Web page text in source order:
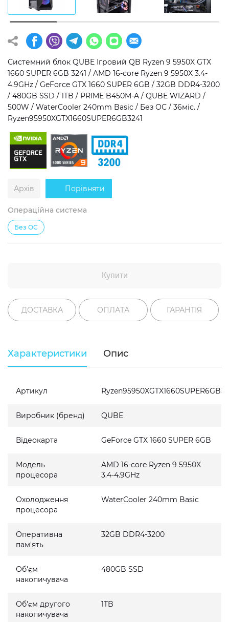
Операційна система
Windows 11 Home
Windows 11 Pro
Без ОС
Тип накопичувача
SSD
HDD
SSD + HDD
Додатково
RGB-підсвічування
Розблокований множник CPU
Надшвидкий M.2 SSD NVME
Системний блок QUBE Ігровий QB Ryzen 9 5950X GTX
1660 SUPER 6GB 3241 / AMD 16-core Ryzen 9 5950X 3.4-
4.9GHz / GeForce GTX 1660 SUPER 6GB / 32GB DDR4-3200
/ 480GB SSD / 1TB / PRIME B450M-A / QUBE WIZARD /
500W / WaterCooler 240mm Basic / Без ОС / 36міс. /
Ryzen95950XGTX1660SUPER6GB3241
Архів Порівняти
Операційна система
Без ОС
Купити
ДОСТАВКА ОПЛАТА ГАРАНТІЯ
Характеристики Опис
Артикул
Виробник (бренд) QUBE
Відеокарта GeForce GTX 1660 SUPER 6GB
Модель
процесора
AMD 16-core Ryzen 9 5950X
3.4-4.9GHz
Охолодження
процесора
WaterCooler 240mm Basic
Оперативна
пам'ять
32GB DDR4-3200
Об'єм
накопичувача
480GB SSD
Об'єм другого
накопичувача
1TB